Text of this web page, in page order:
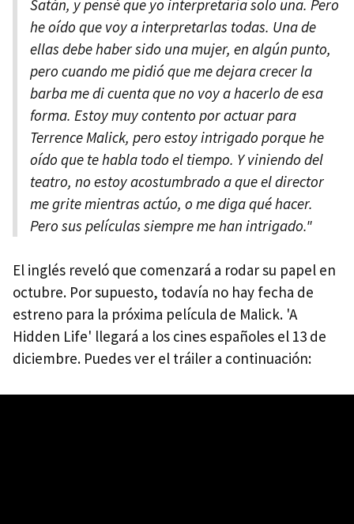
Satán, y pensé que yo interpretaría solo una. Pero
he oído que voy a interpretarlas todas. Una de
ellas debe haber sido una mujer, en algún punto,
pero cuando me pidió que me dejara crecer la
barba me di cuenta que no voy a hacerlo de esa
forma. Estoy muy contento por actuar para
Terrence Malick, pero estoy intrigado porque he
oído que te habla todo el tiempo. Y viniendo del
teatro, no estoy acostumbrado a que el director
me grite mientras actúo, o me diga qué hacer.
Pero sus películas siempre me han intrigado."
El inglés reveló que comenzará a rodar su papel en
octubre. Por supuesto, todavía no hay fecha de
estreno para la próxima película de Malick. 'A
Hidden Life' llegará a los cines españoles el 13 de
diciembre. Puedes ver el tráiler a continuación: